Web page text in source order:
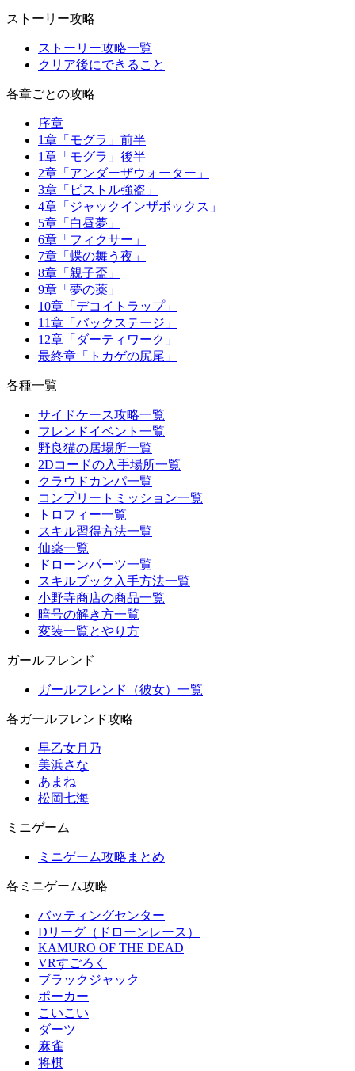
ストーリー攻略
ストーリー攻略一覧
クリア後にできること
各章ごとの攻略
序章
1章「モグラ」前半
1章「モグラ」後半
2章「アンダーザウォーター」
3章「ピストル強盗」
4章「ジャックインザボックス」
5章「白昼夢」
6章「フィクサー」
7章「蝶の舞う夜」
8章「親子盃」
9章「夢の薬」
10章「デコイトラップ」
11章「バックステージ」
12章「ダーティワーク」
最終章「トカゲの尻尾」
各種一覧
サイドケース攻略一覧
フレンドイベント一覧
野良猫の居場所一覧
2Dコードの入手場所一覧
クラウドカンパ一覧
コンプリートミッション一覧
トロフィー一覧
スキル習得方法一覧
仙薬一覧
ドローンパーツ一覧
スキルブック入手方法一覧
小野寺商店の商品一覧
暗号の解き方一覧
変装一覧とやり方
ガールフレンド
ガールフレンド（彼女）一覧
各ガールフレンド攻略
早乙女月乃
美浜さな
あまね
松岡七海
ミニゲーム
ミニゲーム攻略まとめ
各ミニゲーム攻略
バッティングセンター
Dリーグ（ドローンレース）
KAMURO OF THE DEAD
VRすごろく
ブラックジャック
ポーカー
こいこい
ダーツ
麻雀
将棋